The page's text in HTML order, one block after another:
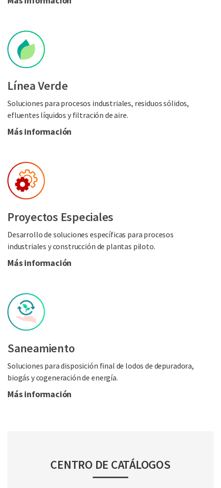
Línea Verde
Soluciones para procesos industriales, residuos sólidos,
efluentes líquidos y filtración de aire.
Más información
Proyectos Especiales
Desarrollo de soluciones específicas para procesos
industriales y construcción de plantas piloto.
Más información
Saneamiento
Soluciones para disposición final de lodos de depuradora,
biogás y cogeneración de energía.
Más información
CENTRO DE CATÁLOGOS